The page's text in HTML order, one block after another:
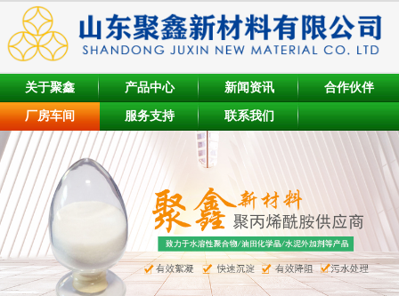
关于聚鑫 产品中心 新闻资讯 合作伙伴
厂房车间 服务支持 联系我们